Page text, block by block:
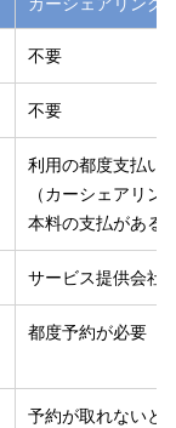
不要
不要
利用の都度支払い
（カーシェアリン
本料の支払がある
サービス提供会社
都度予約が必要
予約が取れないと